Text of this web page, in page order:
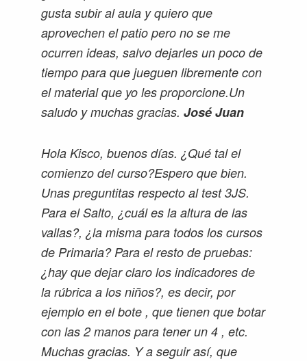
gusta subir al aula y quiero que
aprovechen el patio pero no se me
ocurren ideas, salvo dejarles un poco de
tiempo para que jueguen libremente con
el material que yo les proporcione.Un
saludo y muchas gracias. José Juan
Hola Kisco, buenos días. ¿Qué tal el
comienzo del curso?Espero que bien.
Unas preguntitas respecto al test 3JS.
Para el Salto, ¿cuál es la altura de las
vallas?, ¿la misma para todos los cursos
de Primaria? Para el resto de pruebas:
¿hay que dejar claro los indicadores de
la rúbrica a los niños?, es decir, por
ejemplo en el bote , que tienen que botar
con las 2 manos para tener un 4 , etc.
Muchas gracias. Y a seguir así, que